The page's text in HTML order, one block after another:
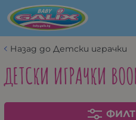
Назад до Детски играчки
ДЕТСКИ ИГРАЧКИ